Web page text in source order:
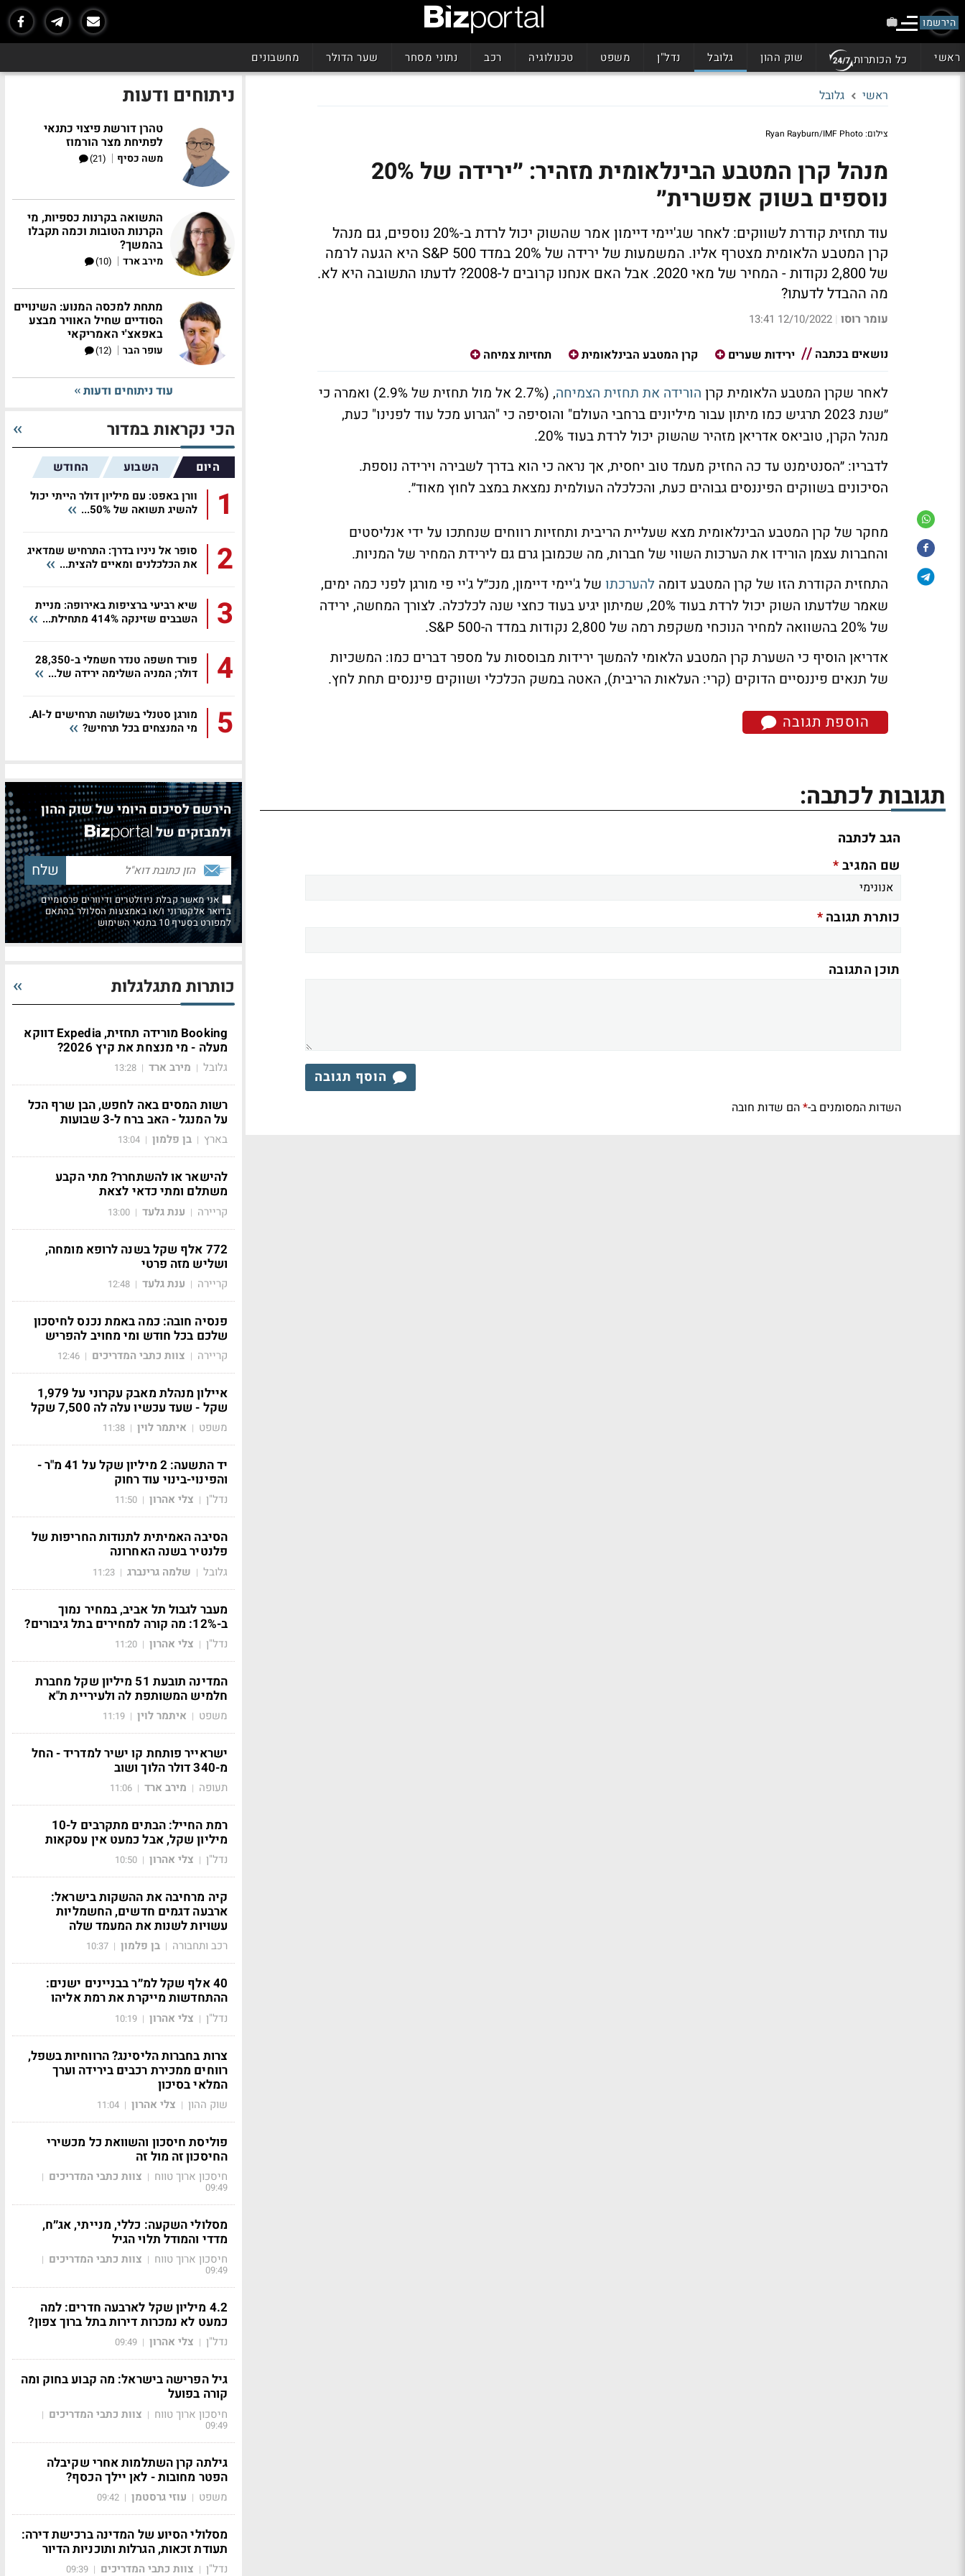
הירשמו
ראשי כל הכותרות שוק ההון גלובל נדל"ן משפט טכנולוגיה רכב נתוני מסחר שער הדולר מחשבונים
ראשי גלובל
צילום: Ryan Rayburn/IMF Photo
מנהל קרן המטבע הבינלאומית מזהיר: ״ירידה של 20%
נוספים בשוק אפשרית״
עוד תחזית קודרת לשווקים: לאחר שג'יימי דיימון אמר שהשוק יכול לרדת ב-20% נוספים, גם מנהל
קרן המטבע הלאומית מצטרף אליו. המשמעות של ירידה של 20% במדד S&P 500 היא הגעה לרמה
של 2,800 נקודות - המחיר של מאי 2020. אבל האם אנחנו קרובים ל-2008? לדעתו התשובה היא לא.
מה ההבדל לדעתו?
עומר רוסו |
12/10/2022 13:41
נושאים בכתבה ירידות שערים קרן המטבע הבינלאומית תחזיות צמיחה
לאחר שקרן המטבע הלאומית קרן הורידה את תחזית הצמיחה
, (2.7% אל מול תחזית של 2.9%) ואמרה כי
״שנת 2023 תרגיש כמו מיתון עבור מיליונים ברחבי העולם" והוסיפה כי "הגרוע מכל עוד לפנינו" כעת,
מנהל הקרן, טוביאס אדריאן מזהיר שהשוק יכול לרדת בעוד 20%.
לדבריו: ״הסנטימנט עד כה החזיק מעמד טוב יחסית, אך נראה כי הוא בדרך לשבירה וירידה נוספת.
הסיכונים בשווקים הפיננסים גבוהים כעת, והכלכלה העולמית נמצאת במצב לחוץ מאוד״.
מחקר של קרן המטבע הבינלאומית מצא שעליית הריבית ותחזיות רווחים שנחתכו על ידי אנליסטים
והחברות עצמן הורידו את הערכות השווי של חברות, מה שכמובן גרם גם לירידת המחיר של המניות.
התחזית הקודרת הזו של קרן המטבע דומה להערכתו של ג'יימי דיימון, מנכ״ל ג'יי פי מורגן לפני כמה ימים,
שאמר שלדעתו השוק יכול לרדת בעוד 20%, שמיתון יגיע בעוד כחצי שנה לכלכלה. לצורך המחשה, ירידה
של 20% בהשוואה למחיר הנוכחי משקפת רמה של 2,800 נקודות במדד ה-S&P 500.
אדריאן הוסיף כי השערת קרן המטבע הלאומי להמשך ירידות מבוססות על מספר דברים כמו: המשכיות
של תנאים פיננסיים הדוקים (קרי: העלאות הריבית), האטה במשק הכלכלי ושווקים פיננסים תחת לחץ.
הוספת תגובה
תגובות לכתבה:
הגב לכתבה
שם המגיב*
כותרת תגובה*
תוכן התגובה
הוסף תגובה
השדות המסומנים ב-*הם שדות חובה
ניתוחים ודעות
טהרן דורשת פיצוי כתנאי
לפתיחת מצר הורמוז
משה כסיף |
(21)
התשואה בקרנות כספיות, מי
הקרנות הטובות וכמה תקבלו
בהמשך?
מירב ארד |
(10)
מתחת למכסה המנוע: השינויים
הסודיים שחיל האוויר מבצע
באפאצ'י האמריקאי
עופר הבר |
(12)
עוד ניתוחים ודעות
הכי נקראות במדור
היום השבוע החודש
1
וורן באפט: עם מיליון דולר הייתי יכול
להשיג תשואה של 50%...
2
סופר אל ניניו בדרך: התרחיש שמדאיג
את הכלכלנים ומאיים להצית...
3
שיא רביעי ברציפות באירופה: מניית
השבבים שזינקה 414% מתחילת...
4
פורד חשפה טנדר חשמלי ב-28,350
דולר; המניה השלימה ירידה של...
5
מורגן סטנלי בשלושה תרחישים ל-AI.
מי המנצחים בכל תרחיש?
הירשם לסיכום היומי של שוק ההון
ולמבזקים של
אני מאשר קבלת ניוזלטרים ודיוורים פרסומיים
בדואר אלקטרוני ו/או באמצעות הסלולר בהתאם
למפורט בסעיף 10 בתנאי השימוש
כותרות מתגלגלות
Booking מורידה תחזית, Expedia דווקא
מעלה - מי מנצחת את קיץ 2026?
גלובל | מירב ארד |
13:28
רשות המסים באה לחפש, הבן שרף הכל
על המנגל - האב ברח ל-3 שבועות
בארץ | בן פלמון |
13:04
להישאר או להשתחרר? מתי הקבע
משתלם ומתי כדאי לצאת
קריירה | ענת גלעד |
13:00
772 אלף שקל בשנה לרופא מומחה,
ושליש מזה פרטי
קריירה | ענת גלעד |
12:48
פנסיה חובה: כמה באמת נכנס לחיסכון
שלכם בכל חודש ומי מחויב להפריש
קריירה | צוות כתבי המדריכים |
12:46
איילון מנהלת מאבק עקרוני על 1,979
שקל - שעד עכשיו עלה לה 7,500 שקל
משפט | איתמר לוין |
11:38
יד התשעה: 2 מיליון שקל על 41 מ"ר -
והפינוי-בינוי עוד רחוק
נדל"ן | צלי אהרון |
11:50
הסיבה האמיתית לתנודות החריפות של
פלנטיר בשנה האחרונה
גלובל | שלמה גרינברג |
11:23
מעבר לגבול תל אביב, במחיר נמוך
ב-12%: מה קורה למחירים בתל גיבורים?
נדל"ן | צלי אהרון |
11:20
המדינה תובעת 51 מיליון שקל מחברת
חלמיש המשותפת לה ולעיריית ת"א
משפט | איתמר לוין |
11:19
ישראייר פותחת קו ישיר למדריד - החל
מ-340 דולר הלוך ושוב
תעופה | מירב ארד |
11:06
רמת החייל: הבתים מתקרבים ל-10
מיליון שקל, אבל כמעט אין עסקאות
נדל"ן | צלי אהרון |
10:50
קיה מרחיבה את ההשקות בישראל:
ארבעה דגמים חדשים, החשמליות
עשויות לשנות את המעמד שלה
רכב ותחבורה | בן פלמון |
10:37
40 אלף שקל למ״ר בבניינים ישנים:
ההתחדשות מייקרת את רמת אליהו
נדל"ן | צלי אהרון |
10:19
צרות בחברות הליסינג? הרווחיות בשפל,
רווחים ממכירת רכבים בירידה וערך
המלאי בסיכון
שוק ההון | צלי אהרון |
11:04
פוליסת חיסכון והשוואת כל מכשירי
החיסכון זה מול זה
חיסכון ארוך טווח | צוות כתבי המדריכים |
09:49
מסלולי השקעה: כללי, מנייתי, אג״ח,
מדדי והמודל תלוי הגיל
חיסכון ארוך טווח | צוות כתבי המדריכים |
09:49
4.2 מיליון שקל לארבעה חדרים: למה
כמעט לא נמכרות דירות בתל ברוך צפון?
נדל"ן | צלי אהרון |
09:49
גיל הפרישה בישראל: מה קבוע בחוק ומה
קורה בפועל
חיסכון ארוך טווח | צוות כתבי המדריכים |
09:49
גילתה קרן השתלמות אחרי שקיבלה
הפטר מחובות - לאן יילך הכסף?
משפט | עוזי גרסטמן |
09:42
מסלולי הסיוע של המדינה ברכישת דירה:
תעודת זכאות, הגרלות ותוכניות הדיור
נדל"ן | צוות כתבי המדריכים |
09:39